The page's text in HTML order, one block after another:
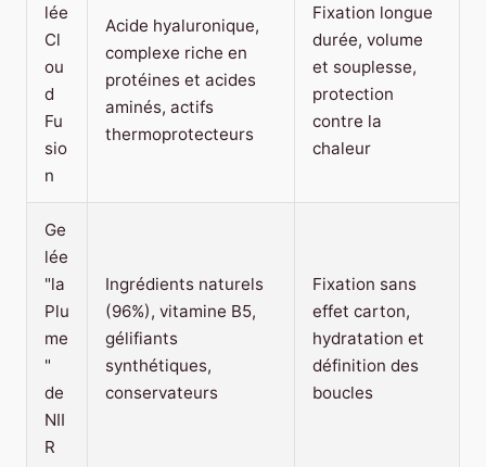
lée
Cl
ou
d
Fu
sio
n
Acide hyaluronique,
complexe riche en
protéines et acides
aminés, actifs
thermoprotecteurs
Fixation longue
durée, volume
et souplesse,
protection
contre la
chaleur
Ge
lée
"la
Plu
me
"
de
NII
R
Ingrédients naturels
(96%), vitamine B5,
gélifiants
synthétiques,
conservateurs
Fixation sans
effet carton,
hydratation et
définition des
boucles